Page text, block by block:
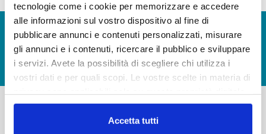
tecnologie come i cookie per memorizzare e accedere
alle informazioni sul vostro dispositivo al fine di
pubblicare annunci e contenuti personalizzati, misurare
gli annunci e i contenuti, ricercare il pubblico e sviluppare
i servizi. Avete la possibilità di scegliere chi utilizza i
vostri dati e per quali scopi. Le vostre scelte in materia di
in cui avete effettuato le vostre scelte. È possibile
modificare o revocare il proprio consenso in qualsiasi
Accetta tutti
© Copyright 2017 - 2026
GLOSSARIO
GIUDICA IL SERVIZIO
LAVORA CON NOI
-